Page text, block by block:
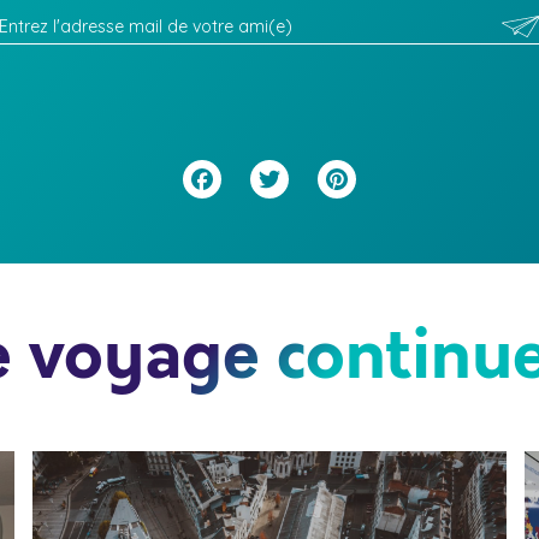
Facebook
Twitter
voyage